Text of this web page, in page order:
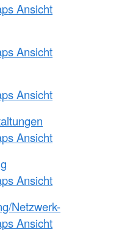
Ansicht
Ansicht
Ansicht
Ansicht
Ansicht
Netzwerk-
Ansicht